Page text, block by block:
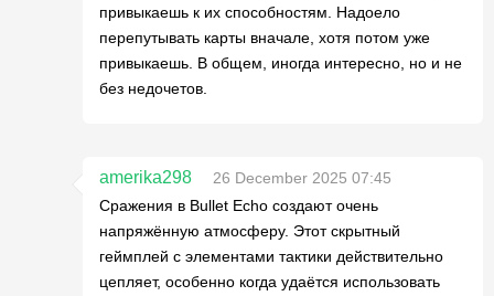
привыкаешь к их способностям. Надоело
перепутывать карты вначале, хотя потом уже
привыкаешь. В общем, иногда интересно, но и не
без недочетов.
amerika298
26 December 2025 07:45
Сражения в Bullet Echo создают очень
напряжённую атмосферу. Этот скрытный
геймплей с элементами тактики действительно
цепляет, особенно когда удаётся использовать